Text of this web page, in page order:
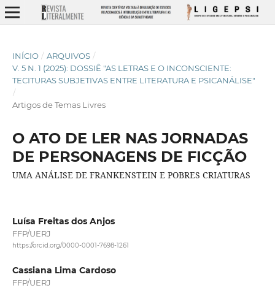
INÍCIO / ARQUIVOS /
V. 5 N. 1 (2025): DOSSIÊ "AS LETRAS E O INCONSCIENTE:
TECITURAS SUBJETIVAS ENTRE LITERATURA E PSICANÁLISE"
/
Artigos de Temas Livres
O ATO DE LER NAS JORNADAS
DE PERSONAGENS DE FICÇÃO
UMA ANÁLISE DE FRANKENSTEIN E POBRES CRIATURAS
Luísa Freitas dos Anjos
FFP/UERJ
https://orcid.org/0000-0001-7698-1261
Cassiana Lima Cardoso
FFP/UERJ